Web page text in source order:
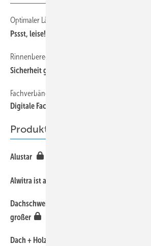
Optimaler Lärmschutz
Pssst, leise!
Rinnenberechnung
Sicherheit geht vor – Teil II
Fachverbände setzen auf Hilfe von Betrieben
Digitale Fachumfrage zum Thema
Produkte
Alustar
Alwitra ist auf der Dach + Holz in Köln dabei
Dachschweißautomat Multi verschweißt
große r
Dach + Holz 2022 – das sollten Sie nicht